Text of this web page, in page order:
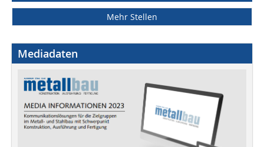
Mehr Stellen
Mediadaten